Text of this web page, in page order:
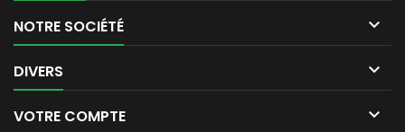
NOTRE SOCIÉTÉ 
DIVERS 
VOTRE COMPTE 